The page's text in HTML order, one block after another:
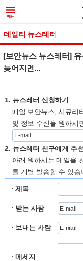
데일리 뉴스레터
[보안뉴스 뉴스레터]
늦어지면...
1. 뉴스레터 신청하기
매일 보안뉴스, 시큐리
및 정보 수신을 원하시
2. 뉴스레터 친구에게 추천
아래 원하시는 메일을
를 개별 발송할 수 있습
ㆍ제목
ㆍ받는 사람
ㆍ보내는 사람
ㆍ메세지